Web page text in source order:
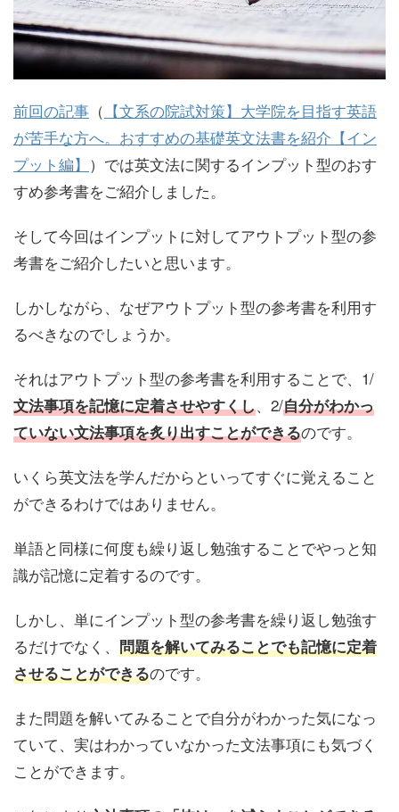
前回の記事 （ 【文系の院試対策】大学院を目指す英語
が苦手な方へ。おすすめの基礎英文法書を紹介【イン
プット編】 ）では英文法に関するインプット型のおす
すめ参考書をご紹介しました。
そして今回はインプットに対してアウトプット型の参
考書をご紹介したいと思います。
しかしながら、なぜアウトプット型の参考書を利用す
るべきなのでしょうか。
それはアウトプット型の参考書を利用することで、1/
文法事項を記憶に定着させやすくし、2/自分がわかっ
ていない文法事項を炙り出すことができるのです。
いくら英文法を学んだからといってすぐに覚えること
ができるわけではありません。
単語と同様に何度も繰り返し勉強することでやっと知
識が記憶に定着するのです。
しかし、単にインプット型の参考書を繰り返し勉強す
るだけでなく、 問題を解いてみることでも記憶に定着
させることができるのです。
また問題を解いてみることで自分がわかった気になっ
ていて、実はわかっていなかった文法事項にも気づく
ことができます。